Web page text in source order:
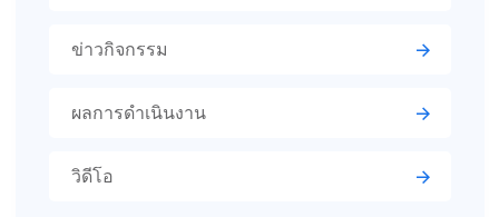
ข่าวกิจกรรม
ผลการดำเนินงาน
วิดีโอ